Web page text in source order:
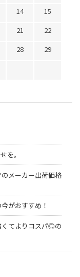
14
15
21
22
28
29
を。
メーカー出荷価格
がおすすめ！
くてよりコスパ◎の